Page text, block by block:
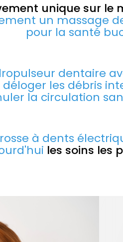
unique sur le
un massage
pour la santé
dentaire
les débris
la circulation
à dents
les soins les